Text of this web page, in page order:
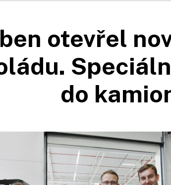
otevřel
do